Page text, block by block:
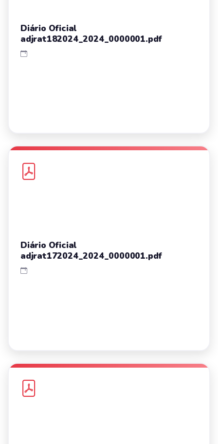
Diário Oficial
adjrat182024_2024_0000001.pdf
Diário Oficial
adjrat172024_2024_0000001.pdf